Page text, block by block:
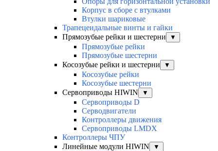
Корпус в сборе с втулками
Втулки шариковые
Трапецеидальные винты и гайки
Прямозубые рейки и шестерни
▼
Прямозубые рейки
Прямозубые шестерни
Косозубые рейки и шестерни
▼
Косозубые рейки
Косозубые шестерни
Сервоприводы HIWIN
▼
Сервоприводы D
Серводвигатели
Контроллеры движения
Сервоприводы LMDX
Контроллеры ЧПУ
Линейные модули HIWIN
▼